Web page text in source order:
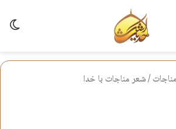
/شعر مناجات با خدا